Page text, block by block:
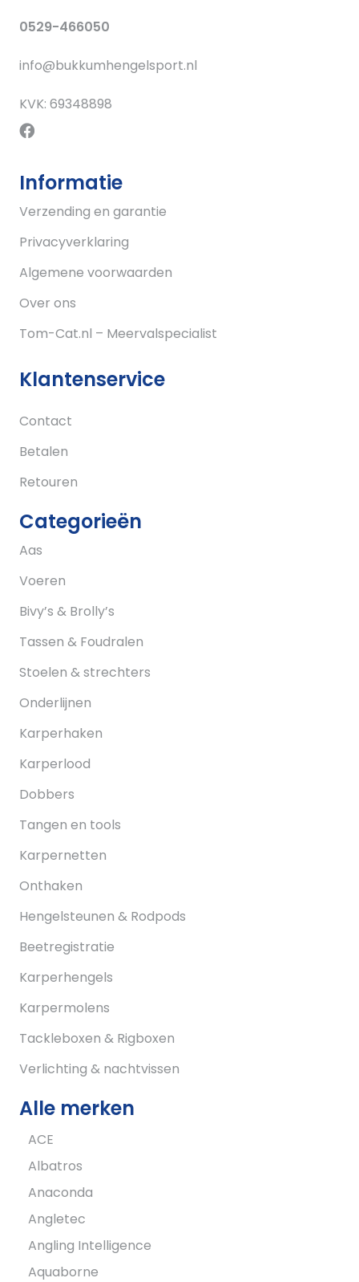
0529-466050
info@bukkumhengelsport.nl
KVK: 69348898
Informatie
Verzending en garantie
Privacyverklaring
Algemene voorwaarden
Over ons
Tom-Cat.nl – Meervalspecialist
Klantenservice
Contact
Betalen
Retouren
Categorieën
Aas
Voeren
Bivy’s & Brolly’s
Tassen & Foudralen
Stoelen & strechters
Onderlijnen
Karperhaken
Karperlood
Dobbers
Tangen en tools
Karpernetten
Onthaken
Hengelsteunen & Rodpods
Beetregistratie
Karperhengels
Karpermolens
Tackleboxen & Rigboxen
Verlichting & nachtvissen
Alle merken
ACE
Albatros
Anaconda
Angletec
Angling Intelligence
Aquaborne